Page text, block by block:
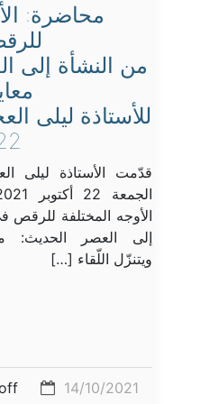
محاضرة:
من النشأة إلى
للأستاذة ليلى
22
قدّمت الأستاذة ليلى
الأوجه المختلفة
إلى العصر الحديث:
ويتنزّل اللّقاء […]
14/10/2021